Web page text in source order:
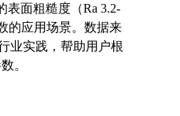
表面粗糙度（Ra 3.2-
的应用场景。数据来
业实践，帮助用户根
。